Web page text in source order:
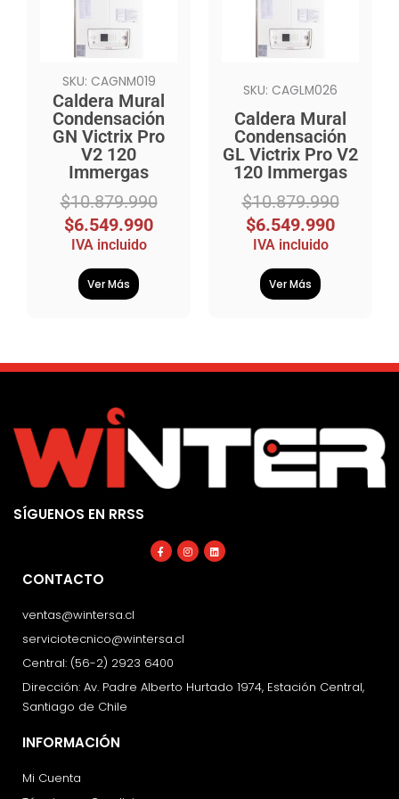
SKU: CAGNM019
Caldera Mural
Condensación
GN Victrix Pro
V2 120
Immergas
$10.879.990
$10.879.990.
$6.549.990
$6.549.990.
IVA incluido
Ver Más
SKU: CAGLM026
Caldera Mural
Condensación
GL Victrix Pro V2
120 Immergas
$10.879.990
$10.879.990.
$6.549.990
$6.549.990.
IVA incluido
Ver Más
SÍGUENOS EN RRSS
Facebook-
f
Instagram
Linkedin
CONTACTO
ventas@wintersa.cl
serviciotecnico@wintersa.cl
Central: (56-2) 2923 6400
Dirección: Av. Padre Alberto Hurtado 1974, Estación Central,
Santiago de Chile
INFORMACIÓN
Mi Cuenta